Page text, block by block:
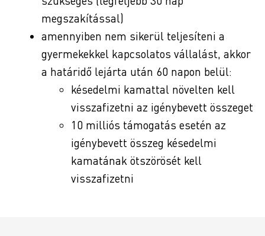
megszakítással)
amennyiben nem sikerül teljesíteni a
gyermekekkel kapcsolatos vállalást, akkor
a határidő lejárta után 60 napon belül:
késedelmi kamattal növelten kell
visszafizetni az igénybevett összeget
10 milliós támogatás esetén az
igénybevett összeg késedelmi
kamatának ötszörösét kell
visszafizetni